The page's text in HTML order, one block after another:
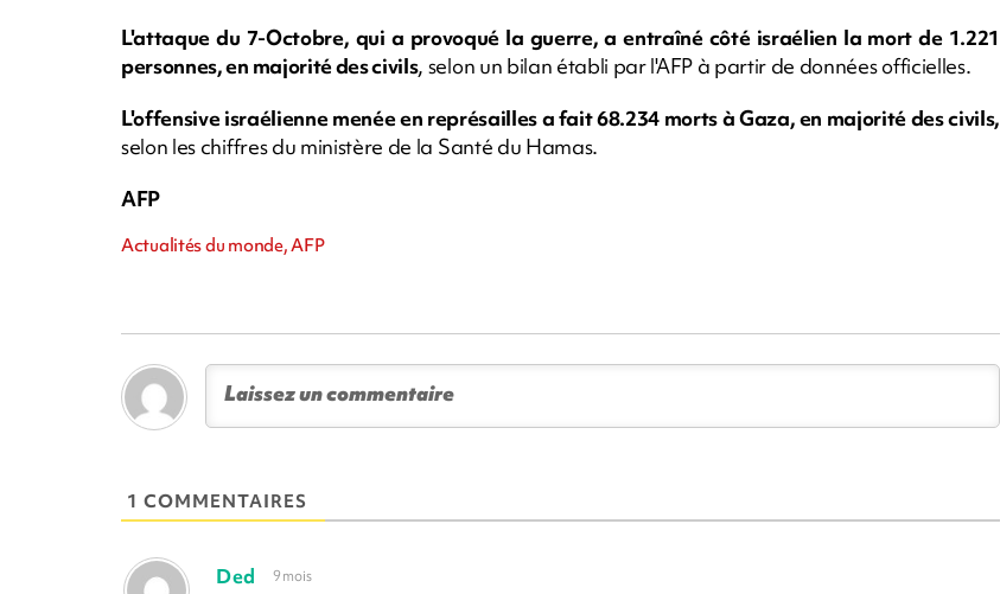
L'attaque du 7-Octobre, qui a provoqué la guerre, a entraîné côté israélien la mort de 1.221
personnes, en majorité des civils, selon un bilan établi par l'AFP à partir de données officielles.
L'offensive israélienne menée en représailles a fait 68.234 morts à Gaza, en majorité des civils,
selon les chiffres du ministère de la Santé du Hamas.
AFP
Actualités du monde, AFP
1 COMMENTAIRES
Ded 9 mois